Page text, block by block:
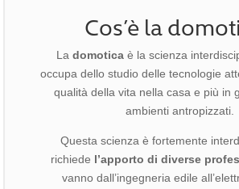
Cos’è la
Ladomotica è la scienza
occupa dello studio delle tecnologie
qualità della vita nella casa e più in
ambienti antropizzati.
Questa scienza è fortemente
richiede l’apporto di diverse
vanno dall’ingegneria edile